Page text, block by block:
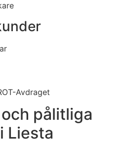
Avdraget
pålitliga
Liesta